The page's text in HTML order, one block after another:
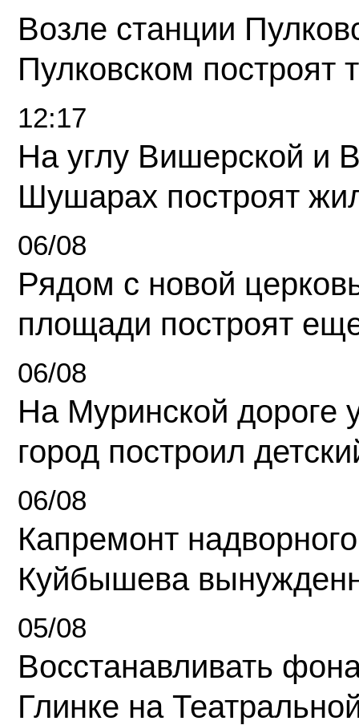
Возле станции
Пулковском построят
12:17
На углу Вишерской и
Шушарах построят
06/08
Рядом с новой
площади построят
06/08
На Муринской дороге
город построил
06/08
Капремонт
Куйбышева
05/08
Восстанавливать
Глинке на